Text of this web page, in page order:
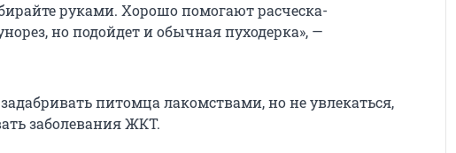
руками. Хорошо помогают расческа-
но подойдет и обычная пуходерка», —
питомца лакомствами, но не увлекаться,
заболевания ЖКТ.